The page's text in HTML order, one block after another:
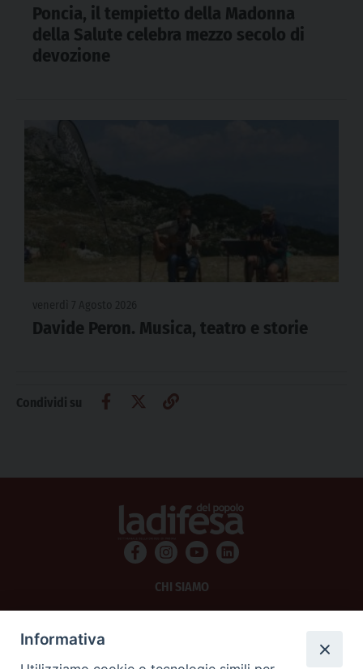
Poncia, il tempietto della Madonna
della Salute celebra mezzo secolo di
devozione
Davide Peron. Musica, teatro e storie
Condividi su
CHI SIAMO
Informativa